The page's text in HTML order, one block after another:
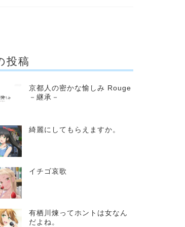
投稿
京都人の密かな愉しみ Rouge
－継承－
綺麗にしてもらえますか。
イチゴ哀歌
有栖川煉ってホントは女なん
だよね。